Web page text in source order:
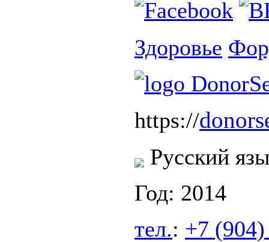
Здоровье
https://
Русский
Год: 2014
тел.: +7